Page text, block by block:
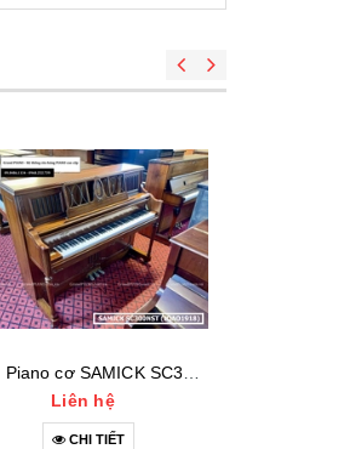
Liên hệ
CHI TIẾT